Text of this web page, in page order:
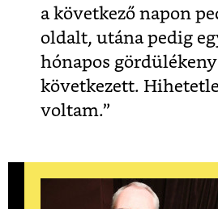
a következő napon
oldalt, utána pedig
hónapos
következett.
voltam.”